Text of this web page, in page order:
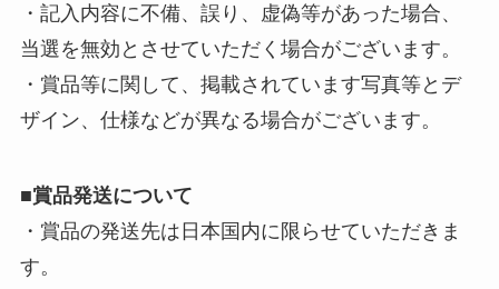
・記入内容に不備、誤り、虚偽等があった場合、
当選を無効とさせていただく場合がございます。
・賞品等に関して、掲載されています写真等とデ
ザイン、仕様などが異なる場合がございます。
■賞品発送について
・賞品の発送先は日本国内に限らせていただきま
す。